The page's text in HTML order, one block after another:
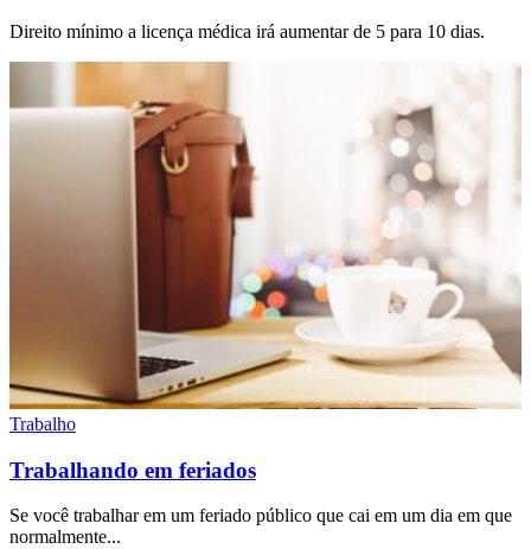
Direito mínimo a licença médica irá aumentar de 5 para 10 dias.
Trabalho
Trabalhando em feriados
Se você trabalhar em um feriado público que cai em um dia em que
normalmente...